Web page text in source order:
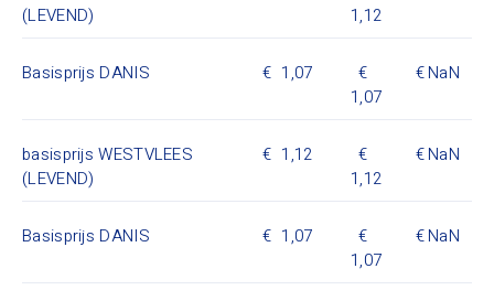
(LEVEND)
1,12
Basisprijs DANIS
1,07
1,07
NaN
basisprijs WESTVLEES
(LEVEND)
1,12
1,12
NaN
Basisprijs DANIS
1,07
1,07
NaN